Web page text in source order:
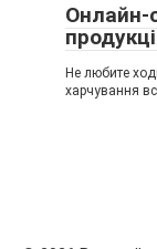
Онлайн-
Не любите
харчування